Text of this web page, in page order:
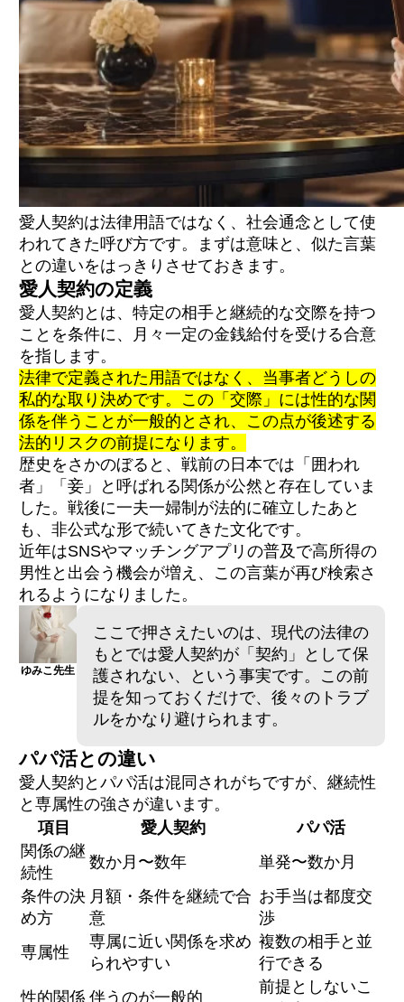
愛人契約は法律用語ではなく、社会通念として使
われてきた呼び方です。まずは意味と、似た言葉
との違いをはっきりさせておきます。
愛人契約の定義
愛人契約とは、特定の相手と継続的な交際を持つ
ことを条件に、月々一定の金銭給付を受ける合意
を指します。
法律で定義された用語ではなく、当事者どうしの
私的な取り決めです。この「交際」には性的な関
係を伴うことが一般的とされ、この点が後述する
法的リスクの前提になります。
歴史をさかのぼると、戦前の日本では「囲われ
者」「妾」と呼ばれる関係が公然と存在していま
した。戦後に一夫一婦制が法的に確立したあと
も、非公式な形で続いてきた文化です。
近年はSNSやマッチングアプリの普及で高所得の
男性と出会う機会が増え、この言葉が再び検索さ
れるようになりました。
ゆみこ先生
ここで押さえたいのは、現代の法律の
もとでは愛人契約が「契約」として保
護されない、という事実です。この前
提を知っておくだけで、後々のトラブ
ルをかなり避けられます。
パパ活との違い
愛人契約とパパ活は混同されがちですが、継続性
と専属性の強さが違います。
項目
愛人契約
パパ活
関係の継
続性
数か月〜数年
単発〜数か月
条件の決
め方
月額・条件を継続で合
意
お手当は都度交
渉
専属性
専属に近い関係を求め
られやすい
複数の相手と並
行できる
性的関係 伴うのが一般的
前提としないこ